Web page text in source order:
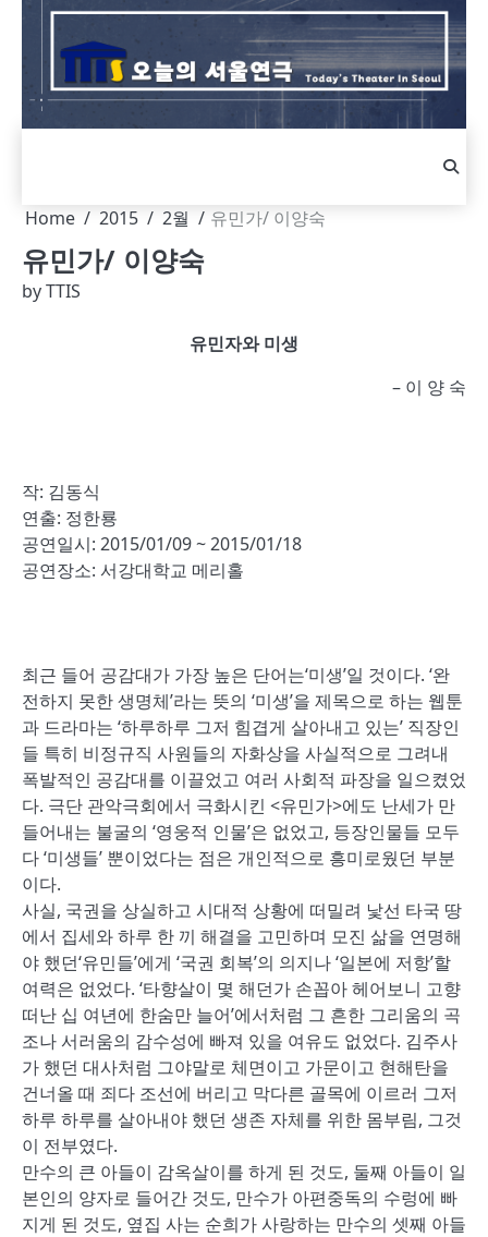
Skip
content
Home 2015 2월 유민가/ 이양숙
유민가/ 이양숙
byTTIS
유민자와 미생
– 이 양 숙
작: 김동식
연출: 정한룡
공연일시: 2015/01/09 ~ 2015/01/18
공연장소: 서강대학교 메리홀
최근 들어 공감대가 가장 높은 단어는‘미생’일 것이다. ‘완
전하지 못한 생명체’라는 뜻의 ‘미생’을 제목으로 하는 웹툰
과 드라마는 ‘하루하루 그저 힘겹게 살아내고 있는’ 직장인
들 특히 비정규직 사원들의 자화상을 사실적으로 그려내
폭발적인 공감대를 이끌었고 여러 사회적 파장을 일으켰었
다. 극단 관악극회에서 극화시킨 <유민가>에도 난세가 만
들어내는 불굴의 ‘영웅적 인물’은 없었고, 등장인물들 모두
다 ‘미생들’ 뿐이었다는 점은 개인적으로 흥미로웠던 부분
이다.
사실, 국권을 상실하고 시대적 상황에 떠밀려 낯선 타국 땅
에서 집세와 하루 한 끼 해결을 고민하며 모진 삶을 연명해
야 했던‘유민들’에게 ‘국권 회복’의 의지나 ‘일본에 저항’할
여력은 없었다. ‘타향살이 몇 해던가 손꼽아 헤어보니 고향
떠난 십 여년에 한숨만 늘어’에서처럼 그 흔한 그리움의 곡
조나 서러움의 감수성에 빠져 있을 여유도 없었다. 김주사
가 했던 대사처럼 그야말로 체면이고 가문이고 현해탄을
건너올 때 죄다 조선에 버리고 막다른 골목에 이르러 그저
하루 하루를 살아내야 했던 생존 자체를 위한 몸부림, 그것
이 전부였다.
만수의 큰 아들이 감옥살이를 하게 된 것도, 둘째 아들이 일
본인의 양자로 들어간 것도, 만수가 아편중독의 수렁에 빠
지게 된 것도, 옆집 사는 순희가 사랑하는 만수의 셋째 아들